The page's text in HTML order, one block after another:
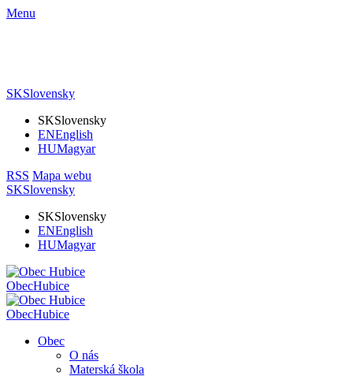
Menu
SKSlovensky
SKSlovensky
ENEnglish
HUMagyar
RSS Mapa webu
SKSlovensky
SKSlovensky
ENEnglish
HUMagyar
ObecHubice
ObecHubice
Obec
O nás
Materská škola